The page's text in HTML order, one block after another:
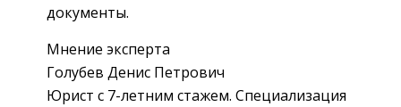
документы.
Мнение эксперта
Голубев Денис Петрович
Юрист с 7-летним стажем. Специализация